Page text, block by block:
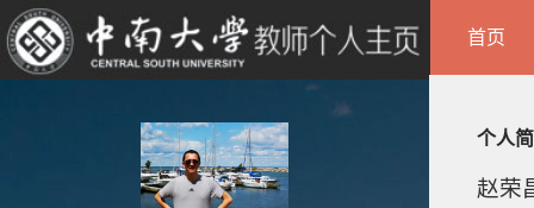
首页
个人
赵荣